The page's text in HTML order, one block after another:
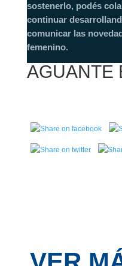
sostenerlo, podés
continuar
comunicar las
femenino.
AGUANTE